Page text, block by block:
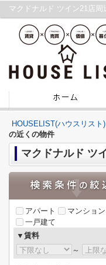
マクドナルド ツイン21店
HOUSELIST(ハウスリスト)
の近くの物件
マクドナルド ツ
アパート
マンション
一戸建て
▼賃料
～